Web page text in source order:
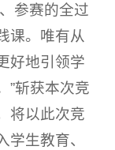
参赛的全过
课。唯有从
好地引领学
”斩获本次竞
将以此次竞
生教育、